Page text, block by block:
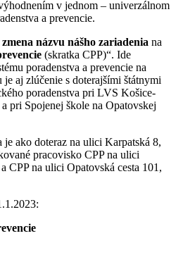
v jednom – univerzálnom
a prevencie.
zmena názvu nášho zariadenia na
(skratka CPP)“. Ide
poradenstva a prevencie na
aj zlúčenie s doterajšími štátnymi
poradenstva pri LVS Košice-
pri Spojenej škole na Opatovskej
ako doteraz na ulici Karpatská 8,
pracovisko CPP na ulici
CPP na ulici Opatovská cesta 101,